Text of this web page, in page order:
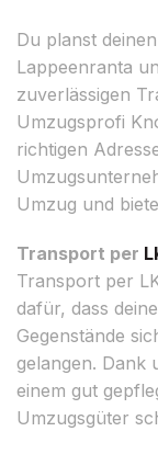
Du planst
Lappeenranta
zuverlässigen
Umzugsprofi
richtigen
Umzug und
Transport per
Transport per
dafür, dass
Gegenstände
gelangen. Dank
einem gut
Umzugsgüter